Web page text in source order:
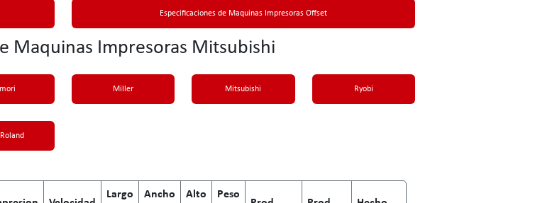
Especificaciones de Maquinas Impresoras Offset
Maquinas Impresoras Mitsubishi
Miller Mitsubishi Ryobi
Largo
Ancho
Alto
Peso